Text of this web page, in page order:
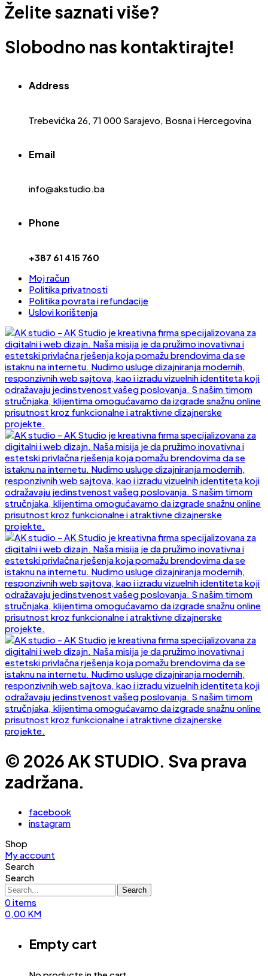
Želite saznati više?
Slobodno nas kontaktirajte!
Address
Trebevićka 26, 71 000 Sarajevo, Bosna i Hercegovina
Email
info@akstudio.ba
Phone
+387 61 415 760
Moj račun
Politika privatnosti
Politika povrata i refundacije
Uslovi korištenja
© 2026 AK STUDIO. Sva prava
zadržana.
facebook
instagram
Shop
My account
Search
Search
Search
0items
0,00 KM
Empty cart